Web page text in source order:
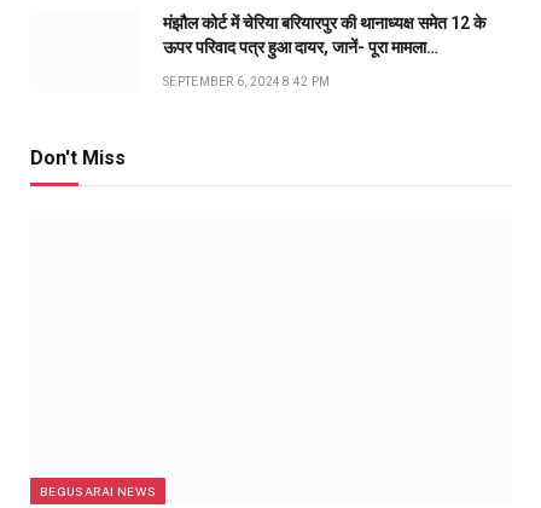
मंझौल कोर्ट में चेरिया बरियारपुर की थानाध्यक्ष समेत 12 के
ऊपर परिवाद पत्र हुआ दायर, जानें- पूरा मामला…
SEPTEMBER 6, 2024 8:42 PM
Don't Miss
BEGUSARAI NEWS